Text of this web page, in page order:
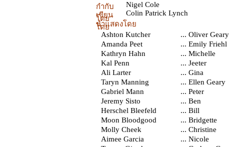
กำกับ
โดย
Nigel Cole
เขียน
โดย
Colin Patrick Lynch
นำแสดงโดย
Ashton Kutcher
... Oliver Geary
Amanda Peet
... Emily Friehl
Kathryn Hahn
... Michelle
Kal Penn
... Jeeter
Ali Larter
... Gina
Taryn Manning
... Ellen Geary
Gabriel Mann
... Peter
Jeremy Sisto
... Ben
Herschel Bleefeld
... Bill
Moon Bloodgood
... Bridgette
Molly Cheek
... Christine
Aimee Garcia
... Nicole